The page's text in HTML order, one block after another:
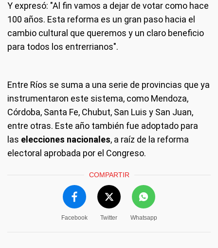
Y expresó: "Al fin vamos a dejar de votar como hace
100 años. Esta reforma es un gran paso hacia el
cambio cultural que queremos y un claro beneficio
para todos los entrerrianos".
Entre Ríos se suma a una serie de provincias que ya
instrumentaron este sistema, como Mendoza,
Córdoba, Santa Fe, Chubut, San Luis y San Juan,
entre otras. Este año también fue adoptado para
las elecciones nacionales, a raíz de la reforma
electoral aprobada por el Congreso.
COMPARTIR
Facebook Twitter Whatsapp